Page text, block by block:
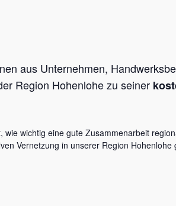
aus Unternehmen,
Region Hohenlohe zu seiner
wichtig eine gute Zusammenarbeit
Vernetzung in unserer Region